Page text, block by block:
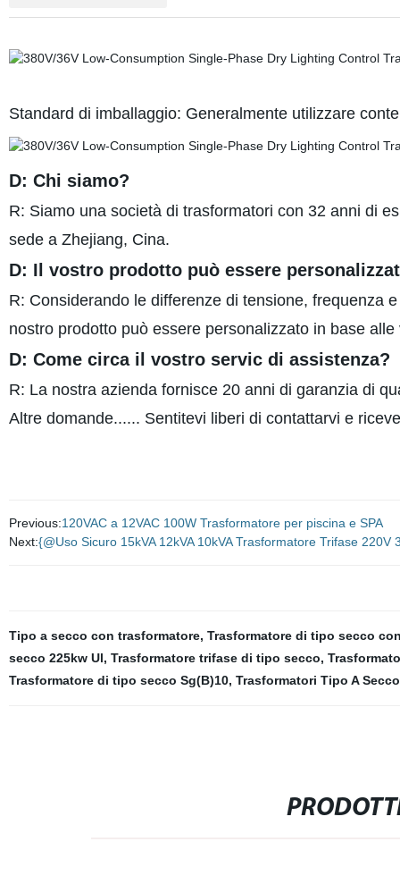
Standard di imballaggio: Generalmente utilizzare
D: Chi siamo?
R: Siamo una società di trasformatori con 32 anni di
sede a Zhejiang, Cina.
D: Il vostro prodotto può essere
R: Considerando le differenze di tensione, frequenza
nostro prodotto può essere personalizzato in base
D: Come circa il vostro servic di assistenza?
R: La nostra azienda fornisce 20 anni di garanzia di
Altre domande...... Sentitevi liberi di contattarvi e
Previous:120VAC a 12VAC 100W Trasformatore per piscina e SPA
Next:{@Uso Sicuro 15kVA 12kVA 10kVA Trasformatore Trifase 220V
Tipo a secco con trasformatore, Trasformatore di tipo secco
secco 225kw Ul, Trasformatore trifase di tipo secco,
Trasformatore di tipo secco Sg(B)10, Trasformatori Tipo A